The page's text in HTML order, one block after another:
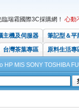
瑞霜國際3C採購網！ 心動
主機及伺服器
筆記型＆平
台灣茶葉專區 原料生活專
HP MIS SONY TOSHIBA